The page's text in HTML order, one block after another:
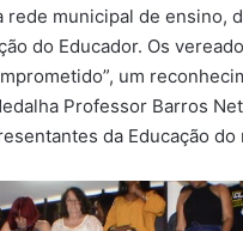
rede municipal de ensino,
do Educador. Os
um
Professor Barros
da Educação do